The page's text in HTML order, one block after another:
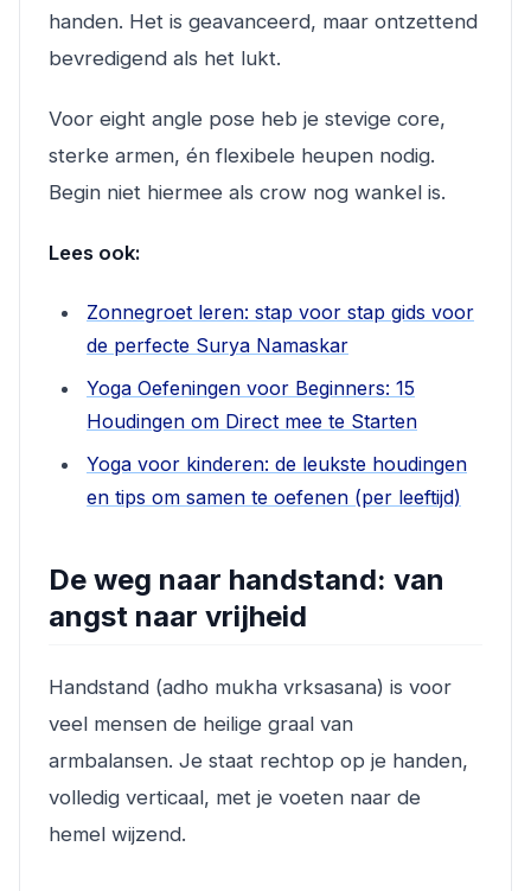
handen. Het is geavanceerd, maar ontzettend
bevredigend als het lukt.
Voor eight angle pose heb je stevige core,
sterke armen, én flexibele heupen nodig.
Begin niet hiermee als crow nog wankel is.
Lees ook:
Zonnegroet leren: stap voor stap gids voor
de perfecte Surya Namaskar
Yoga Oefeningen voor Beginners: 15
Houdingen om Direct mee te Starten
Yoga voor kinderen: de leukste houdingen
en tips om samen te oefenen (per leeftijd)
De weg naar handstand: van
angst naar vrijheid
Handstand (adho mukha vrksasana) is voor
veel mensen de heilige graal van
armbalansen. Je staat rechtop op je handen,
volledig verticaal, met je voeten naar de
hemel wijzend.